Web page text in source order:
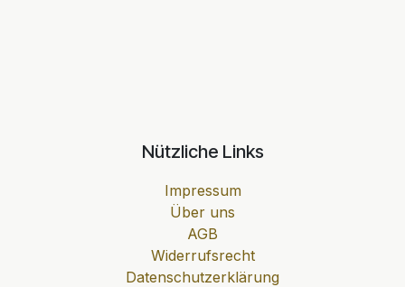
Nützliche Links
Impressum
Über uns
AGB
Widerrufsrecht
Datenschutzerklärung